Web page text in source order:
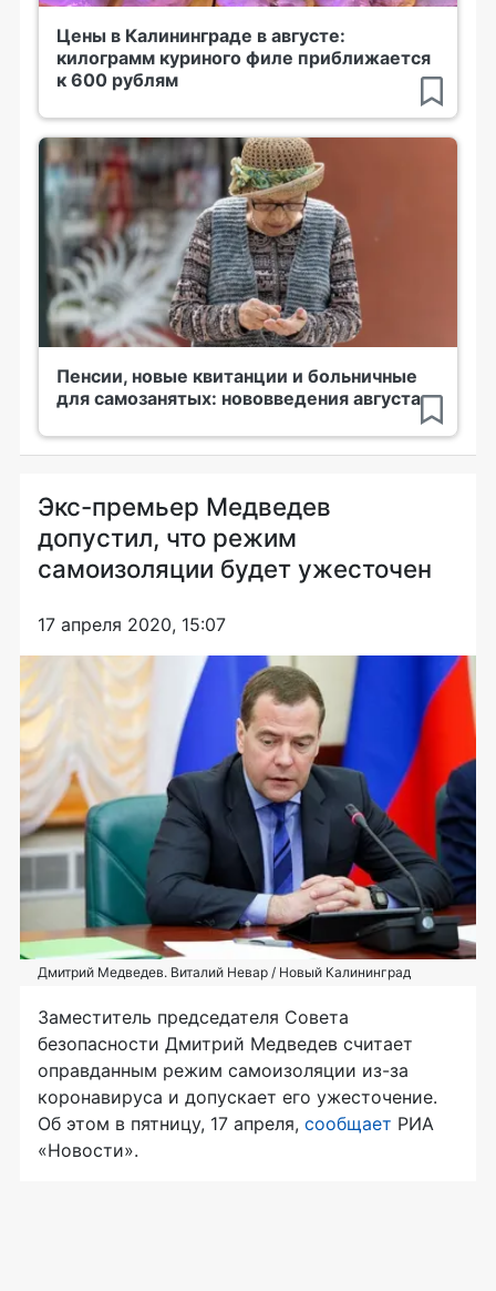
Цены в Калининграде в августе:
килограмм куриного филе приближается
к 600 рублям
Пенсии, новые квитанции и больничные
для самозанятых: нововведения августа
Экс-премьер Медведев
допустил, что режим
самоизоляции будет ужесточен
17 апреля 2020, 15:07
Дмитрий Медведев. Виталий Невар / Новый Калининград
Заместитель председателя Совета
безопасности Дмитрий Медведев считает
оправданным режим самоизоляции из-за
коронавируса и допускает его ужесточение.
Об этом в пятницу, 17 апреля, сообщает РИА
«Новости».